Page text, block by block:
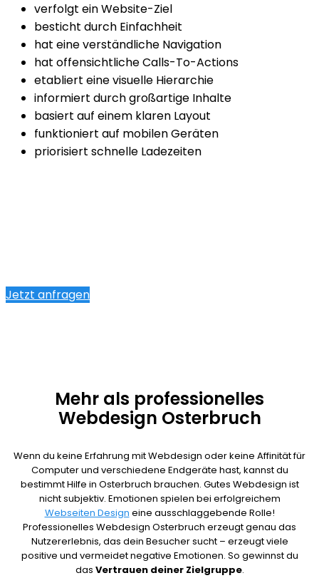
verfolgt ein Website-Ziel
besticht durch Einfachheit
hat eine verständliche Navigation
hat offensichtliche Calls-To-Actions
etabliert eine visuelle Hierarchie
informiert durch großartige Inhalte
basiert auf einem klaren Layout
funktioniert auf mobilen Geräten
priorisiert schnelle Ladezeiten
Jetzt anfragen
Mehr als professionelles
Webdesign Osterbruch
Wenn du keine Erfahrung mit Webdesign oder keine Affinität für
Computer und verschiedene Endgeräte hast, kannst du
bestimmt Hilfe in Osterbruch brauchen. Gutes Webdesign ist
nicht subjektiv. Emotionen spielen bei erfolgreichem
Webseiten Design eine ausschlaggebende Rolle!
Professionelles Webdesign Osterbruch erzeugt genau das
Nutzererlebnis, das dein Besucher sucht – erzeugt viele
positive und vermeidet negative Emotionen. So gewinnst du
das Vertrauen deiner Zielgruppe.